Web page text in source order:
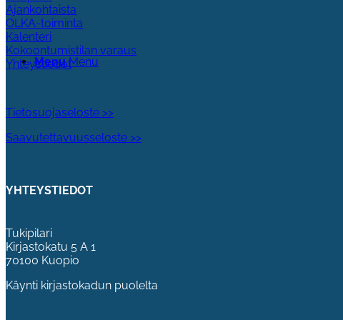
Menu Menu
Ajankohtaista
OLKA-toiminta
Kalenteri
Kokoontumistilan varaus
Yhteystiedot
Tietosuojaseloste >>
Saavutettavuusseloste >>
YHTEYSTIEDOT
Tukipilari
Kirjastokatu 5 A 1
70100 Kuopio
Käynti kirjastokadun puolelta